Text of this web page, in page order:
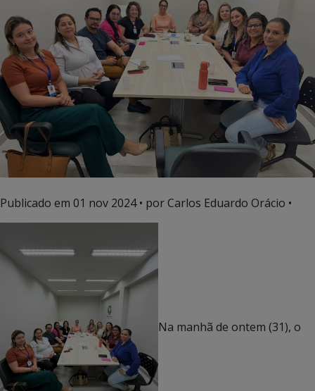
Publicado em 01 nov 2024• por Carlos Eduardo Orácio •
Na manhã de ontem (31), o